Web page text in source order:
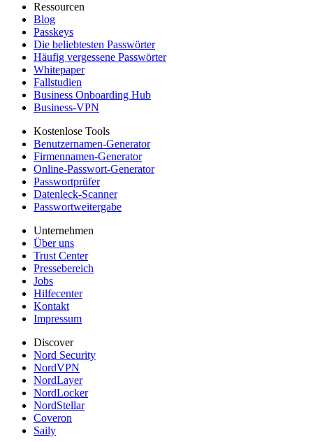
Ressourcen
Blog
Passkeys
Die beliebtesten Passwörter
Häufig vergessene Passwörter
Whitepaper
Fallstudien
Business Onboarding Hub
Business-VPN
Kostenlose Tools
Benutzernamen-Generator
Firmennamen-Generator
Online-Passwort-Generator
Passwortprüfer
Datenleck-Scanner
Passwortweitergabe
Unternehmen
Über uns
Trust Center
Pressebereich
Jobs
Hilfecenter
Kontakt
Impressum
Discover
Nord Security
NordVPN
NordLayer
NordLocker
NordStellar
Coveron
Saily